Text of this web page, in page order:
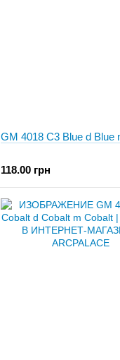
GM 4018 C3 Blue d Blue
118.00 грн